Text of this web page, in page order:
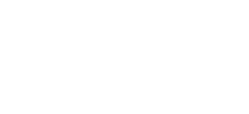
de surface avec une précision